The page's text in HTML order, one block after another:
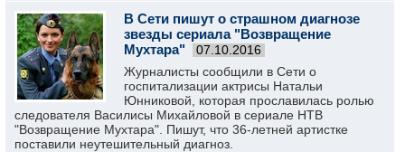
В Сети пишут о страшном диагнозе
звезды сериала "Возвращение
Мухтара"
07.10.2016
Журналисты сообщили в Сети о
госпитализации актрисы Натальи
Юнниковой, которая прославилась ролью
следователя Василисы Михайловой в сериале НТВ
"Возвращение Мухтара". Пишут, что 36-летней артистке
поставили неутешительный диагноз.